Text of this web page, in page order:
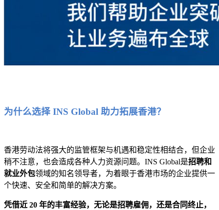
为什么选择 INS Global 助力拓展香港？
香港劳动法将强大的监管框架与机遇和稳定性相结合，但企业
稍不注意，也会造成各种人力资源问题。INS Global是招聘和
就业外包领域的知名领导者，为着眼于香港市场的企业提供一
个快速、安全和简单的解决方案。
凭借近 20 年的丰富经验，无论是招聘雇佣，还是合同终止，